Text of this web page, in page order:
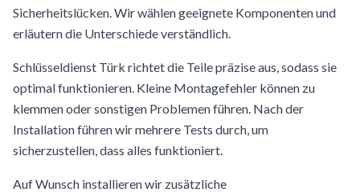
Sicherheitslücken. Wir wählen geeignete Komponenten und
erläutern die Unterschiede verständlich.
Schlüsseldienst Türk richtet die Teile präzise aus, sodass sie
optimal funktionieren. Kleine Montagefehler können zu
klemmen oder sonstigen Problemen führen. Nach der
Installation führen wir mehrere Tests durch, um
sicherzustellen, dass alles funktioniert.
Auf Wunsch installieren wir zusätzliche